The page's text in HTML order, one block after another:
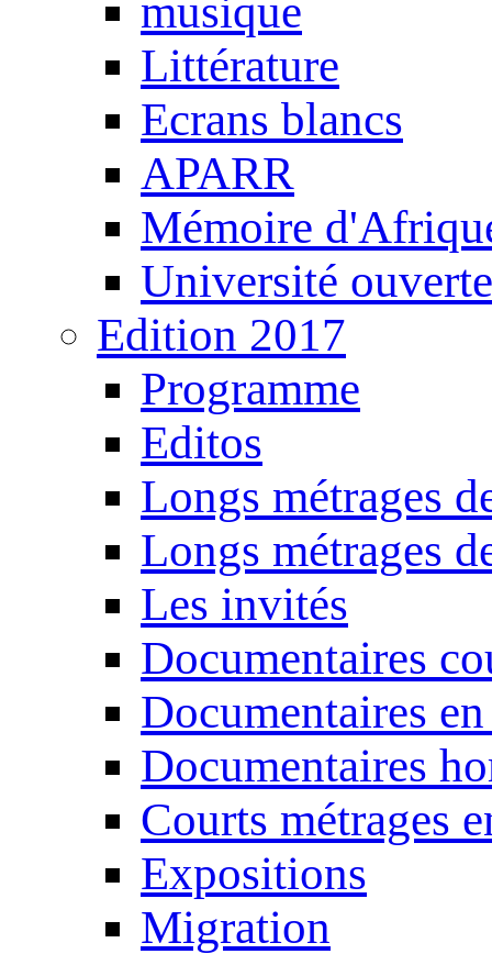
musique
Littérature
Ecrans blancs
APARR
Mémoire
Université ouverte
Edition 2017
Programme
Editos
Longs métrages
Longs métrages
Les invités
Documentaires
Documentaires
Documentaires
Courts métrages
Expositions
Migration